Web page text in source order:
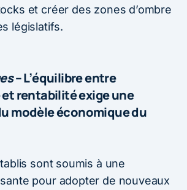
et créer des zones d’ombre
législatifs.
– L’équilibre entre
rentabilité exige une
modèle économique du
sont soumis à une
pour adopter de nouveaux